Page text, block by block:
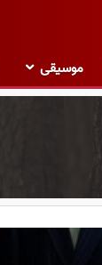
موسیقی